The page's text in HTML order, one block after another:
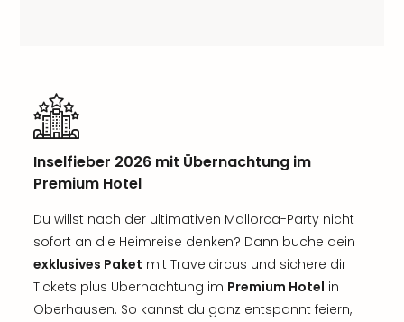
Inselfieber 2026 mit Übernachtung im
Premium Hotel
Du willst nach der ultimativen Mallorca-Party nicht
sofort an die Heimreise denken? Dann buche dein
exklusives Paket mit Travelcircus und sichere dir
Tickets plus Übernachtung im Premium Hotel in
Oberhausen. So kannst du ganz entspannt feiern,